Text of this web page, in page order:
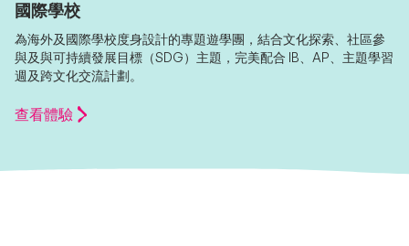
國際學校
為海外及國際學校度身設計的專題遊學團，結合文化探索、社區參
與及與可持續發展目標（SDG）主題，完美配合 IB、AP、主題學習
週及跨文化交流計劃。
查看體驗